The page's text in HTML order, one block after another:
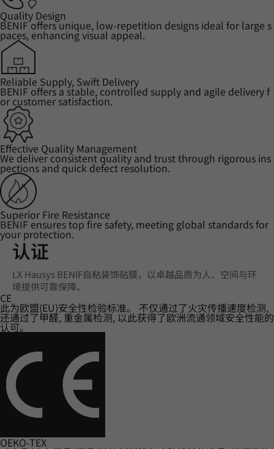
Quality Design
BENIF offers unique, low-repetition designs ideal for large s
paces, enhancing visual appeal.
Reliable Supply, Swift Delivery
BENIF offers a stable, controlled supply and agile delivery f
or customer satisfaction.
Effective Quality Management
We deliver consistent quality and trust through rigorous ins
pections and quick defect resolution.
Superior Fire Resistance
BENIF ensures top fire safety, meeting global standards for
your protection.
认证
LX Hausys BENIF自粘装饰贴膜，以卓越品质为人、空间与环
境提供可靠保障。
CE
此为欧盟(EU)安全性检验标准。 不仅通过了火灾传播速度检测,
还通过了甲醛, 重金属检测, 以此获得了欧洲流通领域安全性能的
认可。
OEKO-TEX